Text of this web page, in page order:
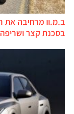
בסכנת קצר ושריפה